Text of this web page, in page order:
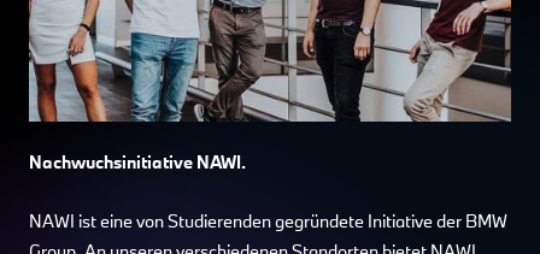
Nachwuchsinitiative NAWI.
NAWI ist eine von Studierenden gegründete Initiative der BMW